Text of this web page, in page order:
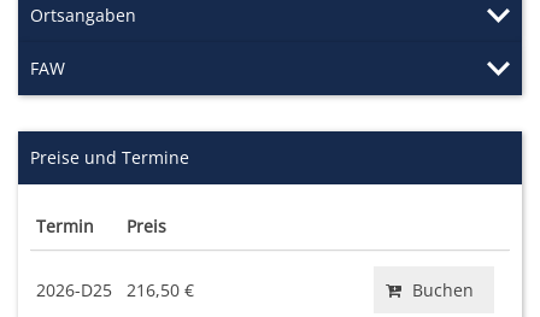
Ortsangaben
FAW
Preise und Termine
Termin Preis
2026-D25 216,50 € Buchen